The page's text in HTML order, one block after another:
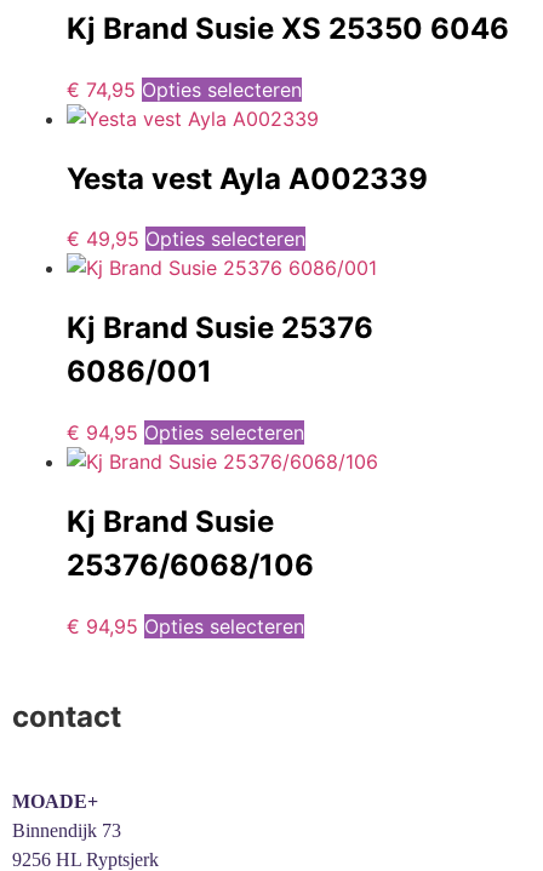
Kj Brand Susie XS 25350 6046
€ 74,95 Opties selecteren
Yesta vest Ayla A002339
€ 49,95 Opties selecteren
Kj Brand Susie 25376
6086/001
€ 94,95 Opties selecteren
Kj Brand Susie
25376/6068/106
€ 94,95 Opties selecteren
contact
MOADE+
Binnendijk 73
9256 HL Ryptsjerk